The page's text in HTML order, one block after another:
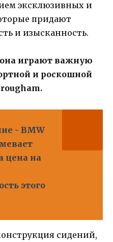
эксклюзивных и
придают
и изысканность.
играют важную
и роскошной
- BMW
цена на
этого
сидений,